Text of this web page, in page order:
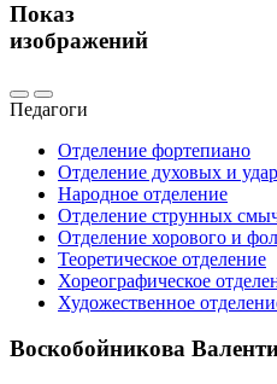
Показ
изображений
Педагоги
Отделение фортепиано
Отделение духовых и
Народное отделение
Отделение струнных
Отделение хорового и
Теоретическое отделение
Хореографическое
Художественное
Воскобойникова